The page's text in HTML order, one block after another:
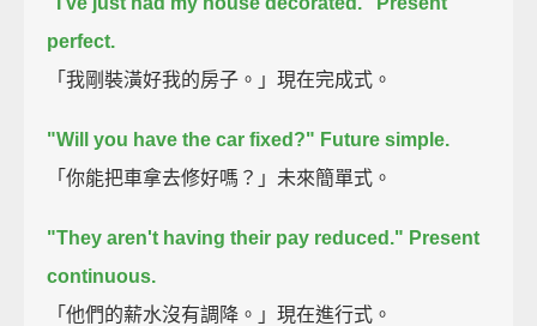
perfect.
「我剛裝潢好我的房子。」現在完成式。
"Will you have the car fixed?" Future simple.
「你能把車拿去修好嗎？」未來簡單式。
"They aren't having their pay reduced." Present
continuous.
「他們的薪水沒有調降。」現在進行式。